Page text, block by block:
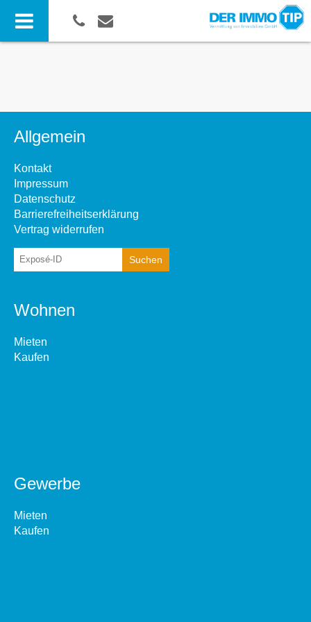
Allgemein
Kontakt
Impressum
Datenschutz
Barrierefreiheitserklärung
Vertrag widerrufen
Wohnen
Mieten
Kaufen
Gewerbe
Mieten
Kaufen